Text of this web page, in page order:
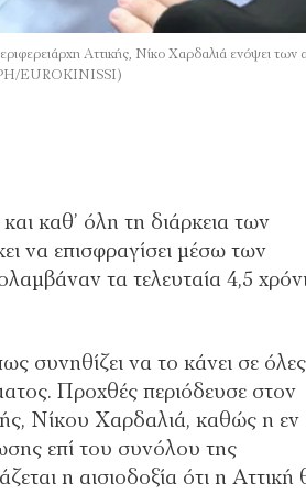
Αττικής, Νίκο Χαρδαλιά ενόψει των
EUROKINISSI)
καθ’ όλη τη διάρκεια των
να επισφραγίσει μέσω των
τα τελευταία 4,5
συνηθίζει να το κάνει σε όλες
Προχθές περιόδευσε στον
Νίκου Χαρδαλιά, καθώς η εν
επί του συνόλου της
η αισιοδοξία ότι η Αττική